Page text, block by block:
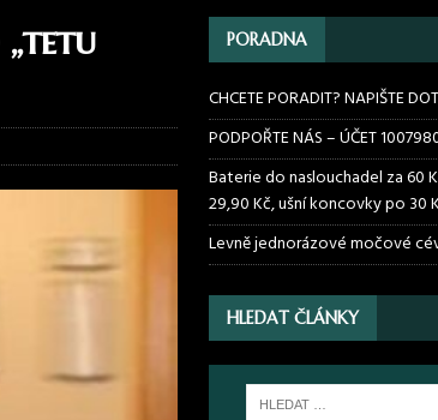
PORADNA
CHCETE PORADIT? NAPIŠTE
PODPOŘTE NÁS – ÚČET
Baterie do naslouchadel za 60
29,90 Kč, ušní koncovky po 30
Levně jednorázové močové
HLEDAT ČLÁNKY